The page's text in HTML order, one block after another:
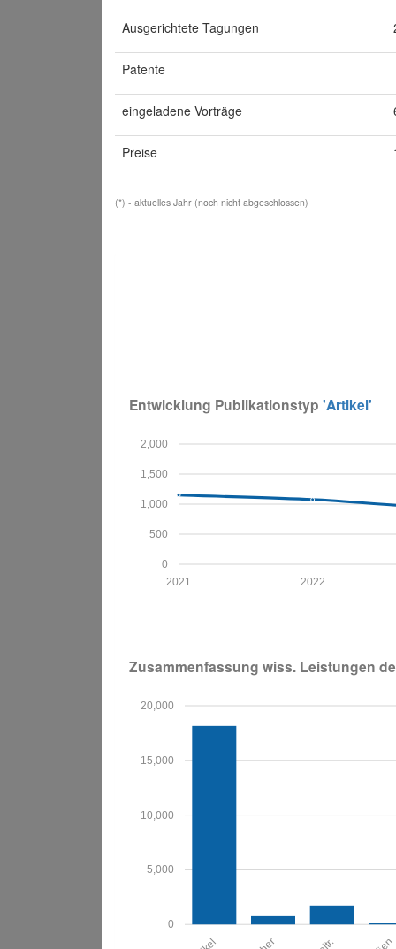
Ausgerichtete Tagungen
Patente
eingeladene Vorträge
Preise
(*) - aktuelles Jahr (noch nicht abgeschlossen)
Entwicklung Publikationstyp 'Artikel'
0
500
1,000
1,500
2,000
2022
2021
Zusammenfassung wiss. Leistungen
0
5,000
10,000
15,000
20,000